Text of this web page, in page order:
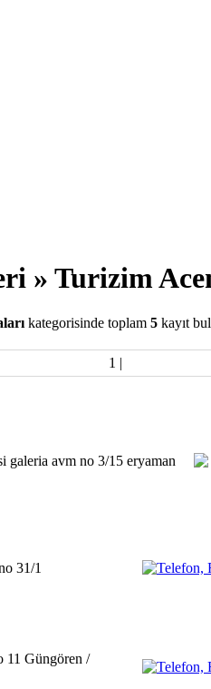
» Turizim
kategorisinde toplam 5 kayıt
1 |
galeria avm no 3/15 eryaman
31/1
11 Güngören /